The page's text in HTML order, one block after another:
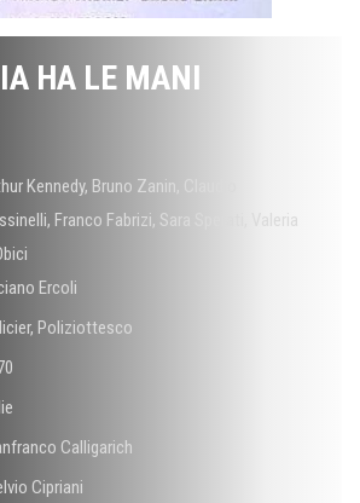
HA LE MANI
Kennedy, Bruno Zanin,
, Franco Fabrizi, Sara Sperati
Valeria
Ercoli
, Poliziottesco
Calligarich
Cipriani